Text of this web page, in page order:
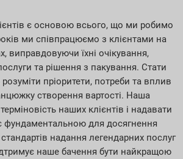
є основою всього, що ми робимо
ми співпрацюємо з клієнтами на
виправдовуючи їхні очікування,
та рішення з пакування. Стати
пріоритети, потреби та вплив
створення вартості. Наша
наших клієнтів і надавати
фундаментальною для досягнення
надання легендарних послуг
наше бачення бути найкращою